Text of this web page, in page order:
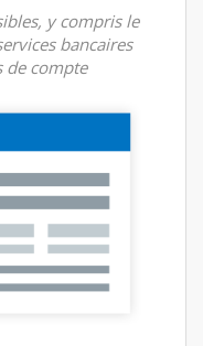
y compris le
bancaires
de compte